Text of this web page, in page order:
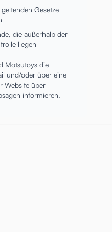
Gesetze
die außerhalb der
liegen
Motsutoys die
und/oder über eine
Website über
informieren.